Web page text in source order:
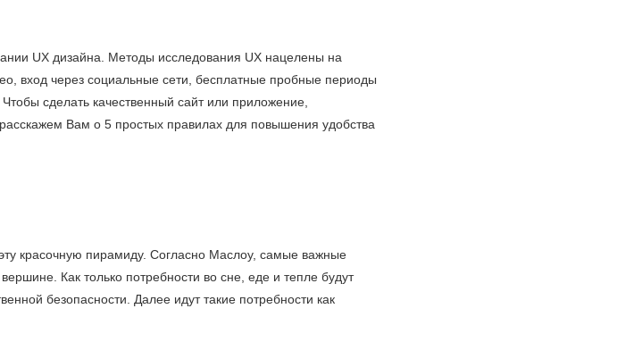
UX дизайна. Методы исследования UX нацелены на
вход через социальные сети, бесплатные пробные периоды
сделать качественный сайт или приложение,
Вам о 5 простых правилах для повышения удобства
красочную пирамиду. Согласно Маслоу, самые важные
Как только потребности во сне, еде и тепле будут
безопасности. Далее идут такие потребности как